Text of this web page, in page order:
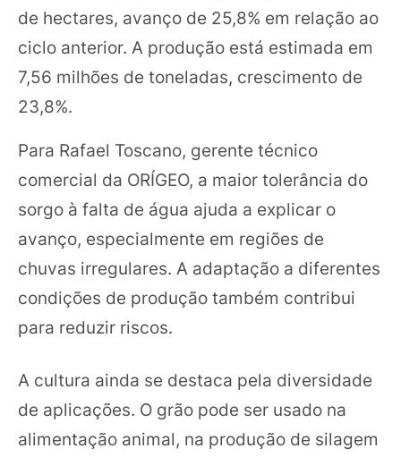
de hectares, avanço de 25,8% em relação ao
ciclo anterior. A produção está estimada em
7,56 milhões de toneladas, crescimento de
23,8%.
Para Rafael Toscano, gerente técnico
comercial da ORÍGEO, a maior tolerância do
sorgo à falta de água ajuda a explicar o
avanço, especialmente em regiões de
chuvas irregulares. A adaptação a diferentes
condições de produção também contribui
para reduzir riscos.
A cultura ainda se destaca pela diversidade
de aplicações. O grão pode ser usado na
alimentação animal, na produção de silagem